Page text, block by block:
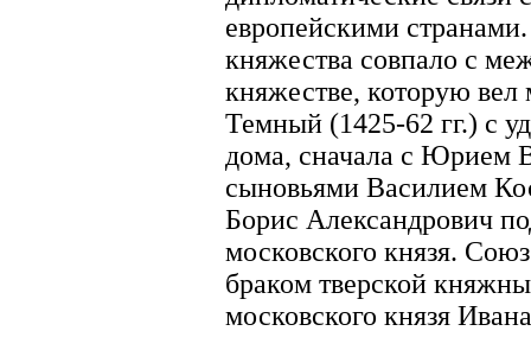
европейскими
княжества совпало с
княжестве, которую
Темный (1425-62 гг.) с
дома, сначала с Юрием
сыновьями Василием
Борис Александрович
московского князя.
браком тверской
московского князя